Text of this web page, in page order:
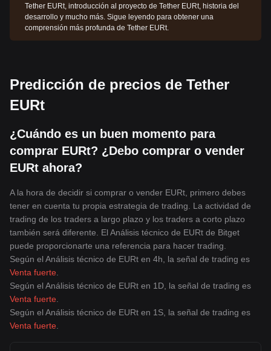
Tether EURt, introducción al proyecto de Tether EURt, historia del
desarrollo y mucho más. Sigue leyendo para obtener una
comprensión más profunda de Tether EURt.
Predicción de precios de Tether
EURt
¿Cuándo es un buen momento para
comprar EURt? ¿Debo comprar o vender
EURt ahora?
A la hora de decidir si comprar o vender EURt, primero debes
tener en cuenta tu propia estrategia de trading. La actividad de
trading de los traders a largo plazo y los traders a corto plazo
también será diferente. El Análisis técnico de EURt de Bitget
puede proporcionarte una referencia para hacer trading.
Según el Análisis técnico de EURt en 4h, la señal de trading es
Venta fuerte
Según el Análisis técnico de EURt en 1D, la señal de trading es
Venta fuerte
Según el Análisis técnico de EURt en 1S, la señal de trading es
Venta fuerte